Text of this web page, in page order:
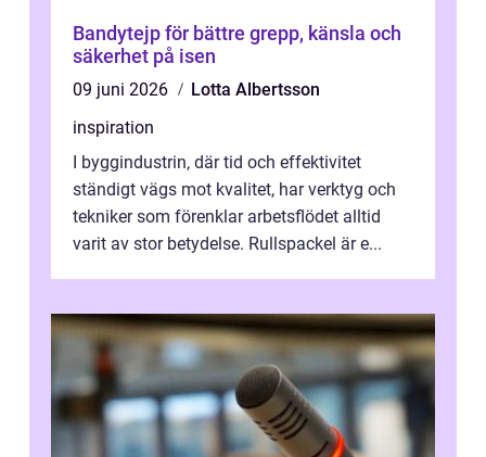
Bandytejp för bättre grepp, känsla och
säkerhet på isen
09 juni 2026
Lotta Albertsson
inspiration
I byggindustrin, där tid och effektivitet
ständigt vägs mot kvalitet, har verktyg och
tekniker som förenklar arbetsflödet alltid
varit av stor betydelse. Rullspackel är e...